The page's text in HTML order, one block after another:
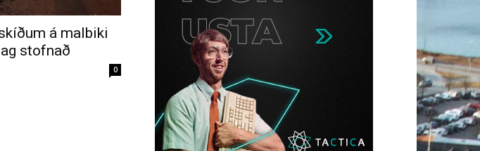
á malbiki
stofnað
0